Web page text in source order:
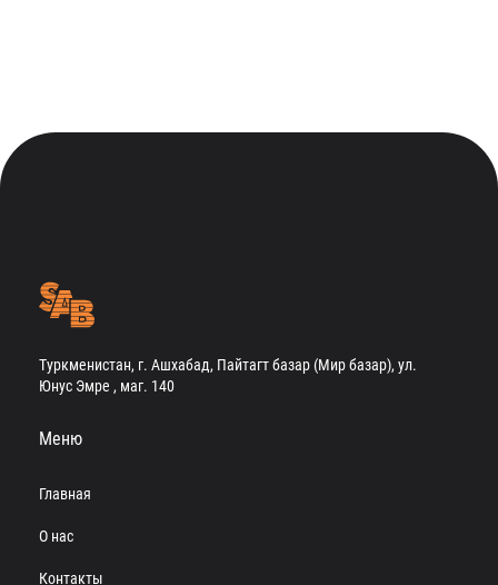
Туркменистан, г. Ашхабад, Пайтагт базар (Мир базар), ул.
Юнус Эмре , маг. 140
Меню
Главная
О нас
Контакты